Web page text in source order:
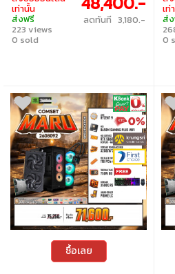
เท่านั้น (เงื่อนไขเป็นไปตามที่กำหนด) • ผ่อน
สบายๆ 0% นาน 10 เดือน ทุกเซ็ต • บริการ
ซ่อมและตรวจเช็คอาการ ฟรี! ได้ที่เจไอบีกว่า 140
สาขา ทั่วประเทศ
เท่านั้น
ส่งฟรี
223 views
0 sold
ลดทันที 3,180.-
เท่
สบ
ซ่อ
สาข
เท่
ส่
0
ซื้อเลย